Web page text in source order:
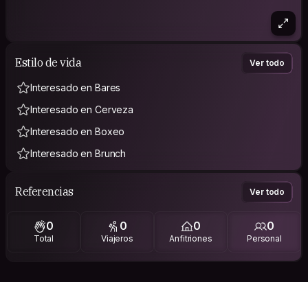
Estilo de vida Ver todo
Interesado en Bares
Interesado en Cerveza
Interesado en Boxeo
Interesado en Brunch
Referencias Ver todo
0
Total
0
Viajeros
0
Anfitriones
0
Personal